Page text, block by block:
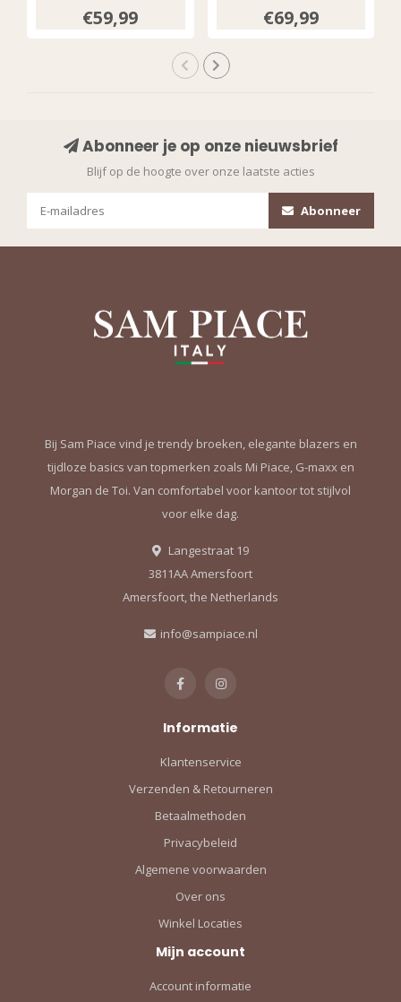
€59,99 €69,99
Abonneer je op onze nieuwsbrief
Blijf op de hoogte over onze laatste acties
Abonneer
Bij Sam Piace vind je trendy broeken, elegante blazers en
tijdloze basics van topmerken zoals Mi Piace, G-maxx en
Morgan de Toi. Van comfortabel voor kantoor tot stijlvol
voor elke dag.
Langestraat 19
3811AA Amersfoort
Amersfoort, the Netherlands
info@sampiace.nl
Informatie
Klantenservice
Verzenden & Retourneren
Betaalmethoden
Privacybeleid
Algemene voorwaarden
Over ons
Winkel Locaties
Mijn account
Account informatie